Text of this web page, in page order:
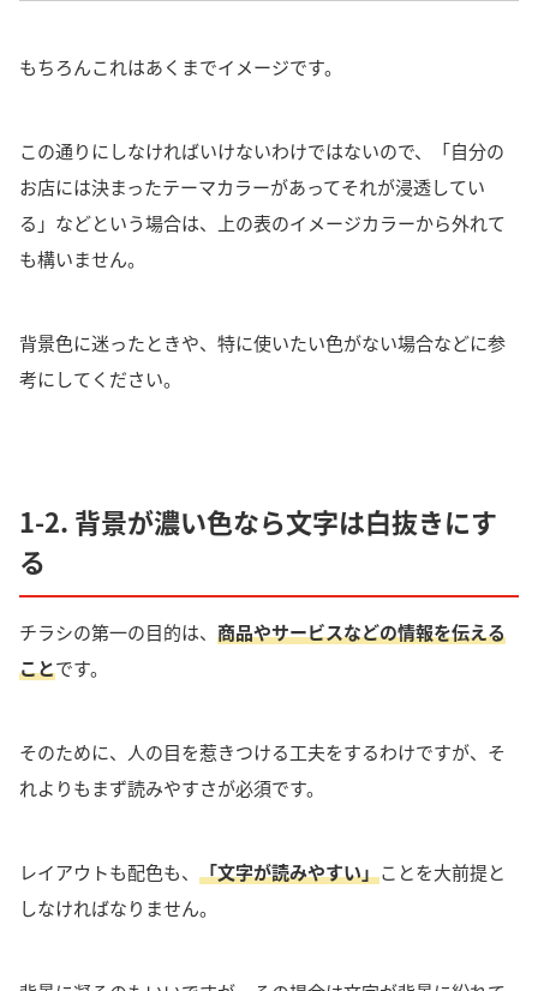
もちろんこれはあくまでイメージです。
この通りにしなければいけないわけではないので、「自分の
お店には決まったテーマカラーがあってそれが浸透してい
る」などという場合は、上の表のイメージカラーから外れて
も構いません。
背景色に迷ったときや、特に使いたい色がない場合などに参
考にしてください。
1-2. 背景が濃い色なら文字は白抜きにす
る
チラシの第一の目的は、 商品やサービスなどの情報を伝える
ことです。
そのために、人の目を惹きつける工夫をするわけですが、そ
れよりもまず読みやすさが必須です。
レイアウトも配色も、 「文字が読みやすい」ことを大前提と
しなければなりません。